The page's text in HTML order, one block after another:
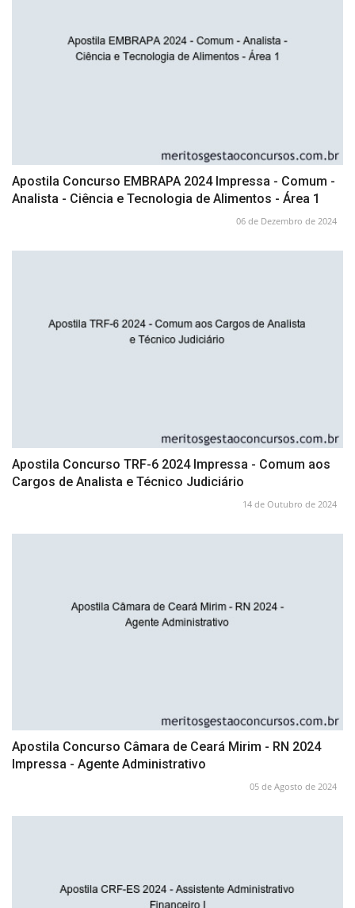
Apostila Concurso EMBRAPA 2024 Impressa - Comum -
Analista - Ciência e Tecnologia de Alimentos - Área 1
06 de Dezembro de 2024
Apostila Concurso TRF-6 2024 Impressa - Comum aos
Cargos de Analista e Técnico Judiciário
14 de Outubro de 2024
Apostila Concurso Câmara de Ceará Mirim - RN 2024
Impressa - Agente Administrativo
05 de Agosto de 2024